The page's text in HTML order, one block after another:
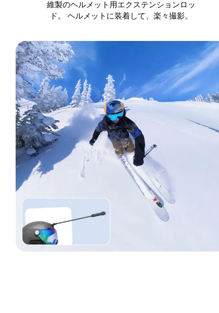
維製のヘルメット用エクステンションロッ
ド。 ヘルメットに装着して、楽々撮影。